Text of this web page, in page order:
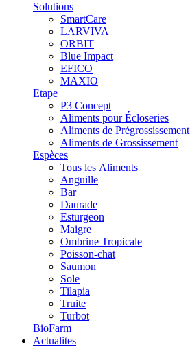
Solutions
SmartCare
LARVIVA
ORBIT
Blue Impact
EFICO
MAXIO
Etape
P3 Concept
Aliments pour Écloseries
Aliments de Prégrossissement
Aliments de Grossissement
Espèces
Tous les Aliments
Anguille
Bar
Daurade
Esturgeon
Maigre
Ombrine Tropicale
Poisson-chat
Saumon
Sole
Tilapia
Truite
Turbot
BioFarm
Actualites